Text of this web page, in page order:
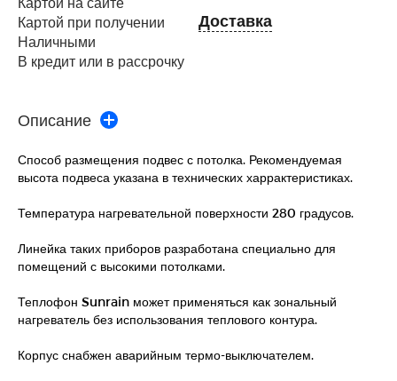
Картой при получении
Наличными
В кредит или в рассрочку
Доставка
Описание
Способ размещения подвес с потолка. Рекомендуемая
высота подвеса указана в технических харрактеристиках.
Температура нагревательной поверхности 280 градусов.
Линейка таких приборов разработана специально для
помещений с высокими потолками.
Теплофон Sunrain может применяться как зональный
нагреватель без использования теплового контура.
Корпус снабжен аварийным термо-выключателем.